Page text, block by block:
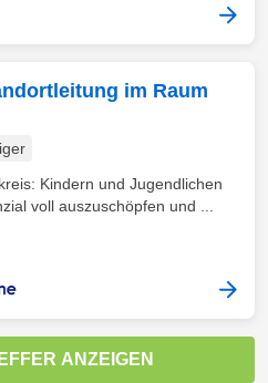
im Raum
Kindern und Jugendlichen
voll auszuschöpfen und ...
ANZEIGEN